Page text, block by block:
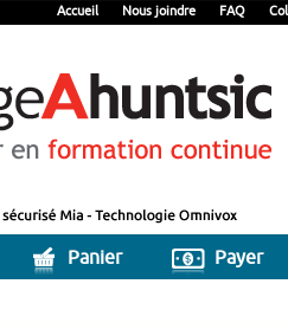
Accueil Nous joindre FAQ
Panier Payer